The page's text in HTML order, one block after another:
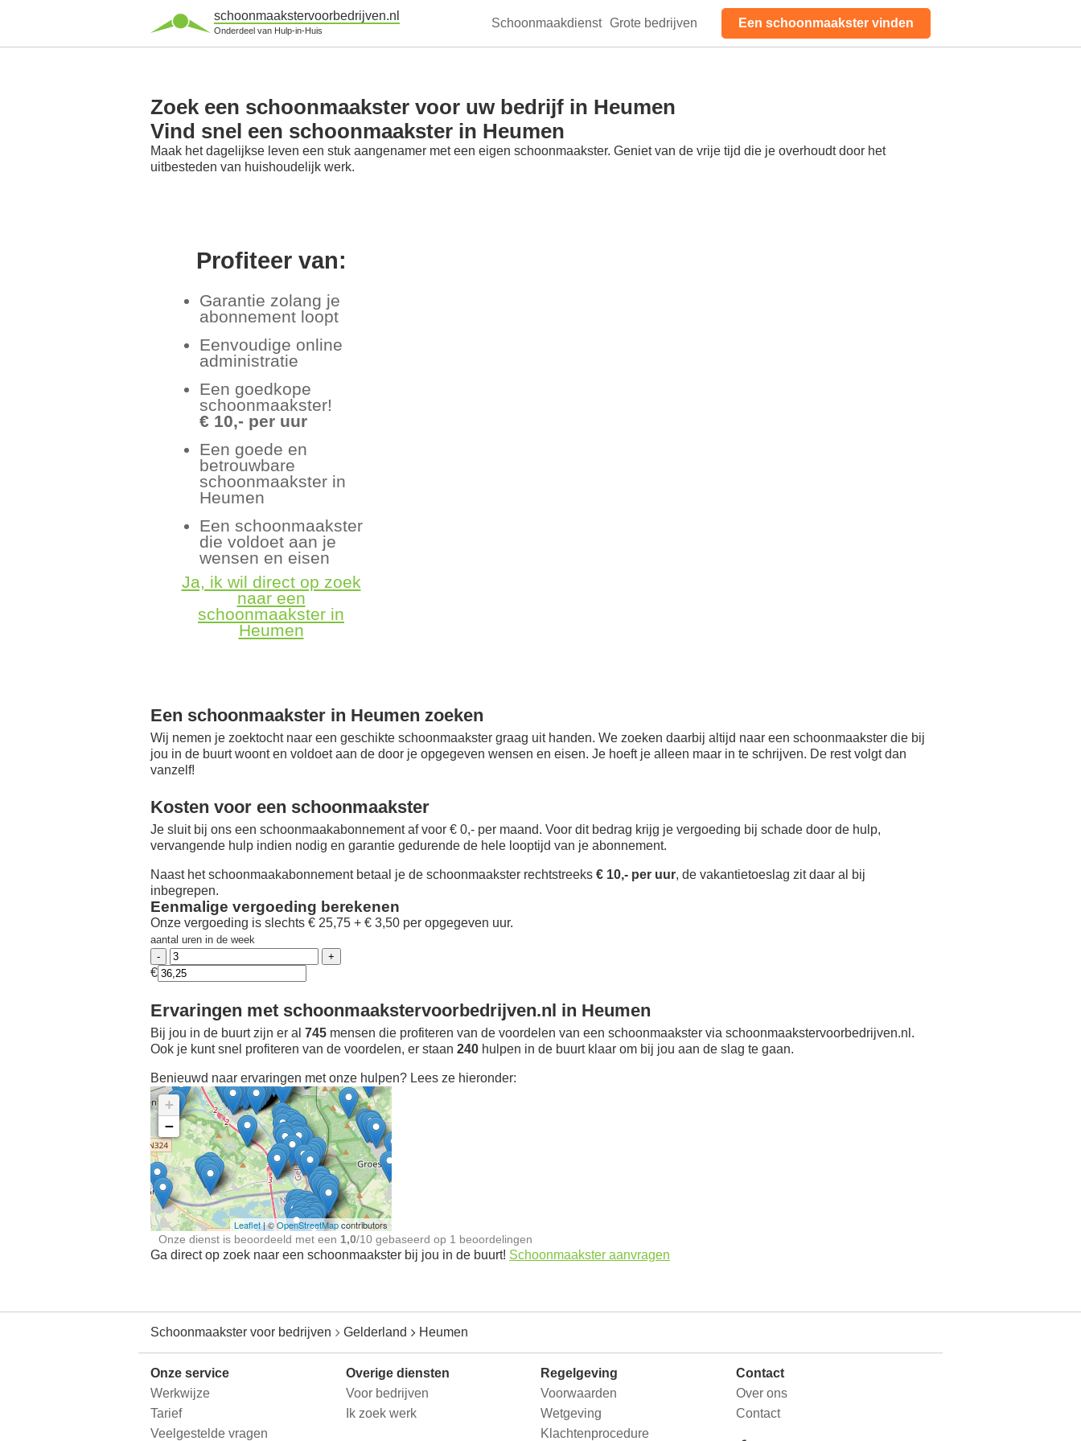
schoonmaakstervoorbedrijven.nl
Onderdeel van Hulp-in-Huis
Schoonmaakdienst Grote bedrijven Een schoonmaakster vinden
Zoek een schoonmaakster voor uw bedrijf in Heumen
Vind snel een schoonmaakster in Heumen
Maak het dagelijkse leven een stuk aangenamer met een eigen schoonmaakster. Geniet van de vrije tijd die je overhoudt door het
uitbesteden van huishoudelijk werk.
Profiteer van:
Garantie zolang je
abonnement loopt
Eenvoudige online
administratie
Een goedkope
schoonmaakster!
€ 10,- per uur
Een goede en
betrouwbare
schoonmaakster in
Heumen
Een schoonmaakster
die voldoet aan je
wensen en eisen
Ja, ik wil direct op zoek
naar een
schoonmaakster in
Heumen
Een schoonmaakster in Heumen zoeken
Wij nemen je zoektocht naar een geschikte schoonmaakster graag uit handen. We zoeken daarbij altijd naar een schoonmaakster die bij
jou in de buurt woont en voldoet aan de door je opgegeven wensen en eisen. Je hoeft je alleen maar in te schrijven. De rest volgt dan
vanzelf!
Kosten voor een schoonmaakster
Je sluit bij ons een schoonmaakabonnement af voor € 0,- per maand. Voor dit bedrag krijg je vergoeding bij schade door de hulp,
vervangende hulp indien nodig en garantie gedurende de hele looptijd van je abonnement.
Naast het schoonmaakabonnement betaal je de schoonmaakster rechtstreeks € 10,- per uur, de vakantietoeslag zit daar al bij
inbegrepen.
Eenmalige vergoeding berekenen
Onze vergoeding is slechts € 25,75 + € 3,50 per opgegeven uur.
aantal uren in de week
€
Ervaringen met schoonmaakstervoorbedrijven.nl in Heumen
Bij jou in de buurt zijn er al 745 mensen die profiteren van de voordelen van een schoonmaakster via schoonmaakstervoorbedrijven.nl.
Ook je kunt snel profiteren van de voordelen, er staan 240 hulpen in de buurt klaar om bij jou aan de slag te gaan.
Benieuwd naar ervaringen met onze hulpen? Lees ze hieronder:
Ontdek meer ervaringen
Schoonmaakster bij
jou in de buurt
+
−
Leaflet| ©OpenStreetMapcontributors
Onze dienst is beoordeeld met een 1,0/10 gebaseerd op 1 beoordelingen
Ga direct op zoek naar een schoonmaakster bij jou in de buurt! Schoonmaakster aanvragen
Schoonmaakster voor bedrijven Gelderland Heumen
Onze service
Werkwijze
Tarief
Veelgestelde vragen
Overige diensten
Voor bedrijven
Ik zoek werk
Regelgeving
Voorwaarden
Wetgeving
Klachtenprocedure
Contact
Over ons
Contact